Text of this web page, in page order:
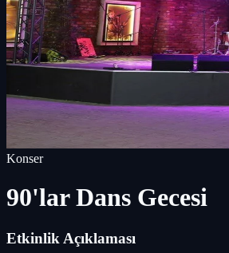
Konser
90'lar Dans Gecesi
Etkinlik Açıklaması